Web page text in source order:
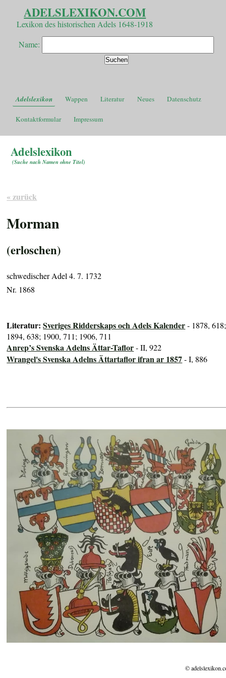
ADELSLEXIKON.COM
Lexikon des historischen Adels 1648-1918
Name:
Adelslexikon Wappen Literatur Neues Datenschutz
Kontaktformular Impressum
Adelslexikon
(Suche nach Namen ohne Titel)
« zurück
Morman
(erloschen)
schwedischer Adel 4. 7. 1732
Nr. 1868
Literatur:Sveriges Ridderskaps och Adels Kalender- 1878, 618;
1894, 638; 1900, 711; 1906, 711
Anrep’s Svenska Adelns Ättar-Taflor- II, 922
Wrangel's Svenska Adelns Ättartaflor ifran ar 1857- I, 886
©